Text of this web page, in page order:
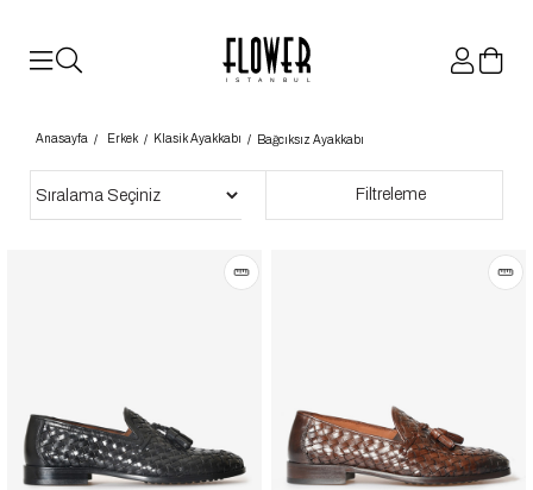
ISTANBUL
Anasayfa Erkek Klasik Ayakkabı Bağcıksız Ayakkabı
Filtreleme
Sıralama